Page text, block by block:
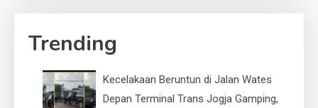
Trending
Kecelakaan Beruntun di Jalan Wates
Depan Terminal Trans Jogja Gamping,